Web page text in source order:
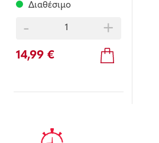
Διαθέσιμο
- +
14,99 €